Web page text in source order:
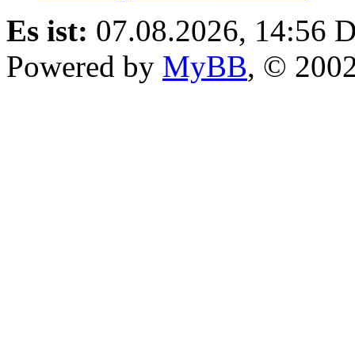
Es ist: 07.08.2026, 14:56
Powered by MyBB, ©